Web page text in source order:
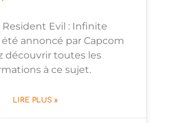
Resident Evil : Infinite
été annoncé par Capcom
découvrir toutes les
à ce sujet.
LIRE PLUS »